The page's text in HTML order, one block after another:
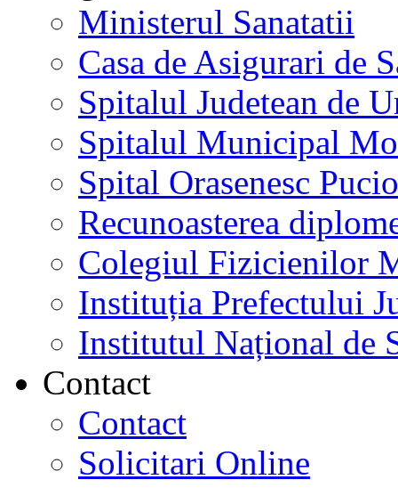
Ministerul Sanatatii
Casa de Asigurari de
Spitalul Judetean de
Spitalul Municipal
Spital Orasenesc
Recunoasterea
Colegiul Fizicienilor
Instituția Prefectului
Institutul Național de
Contact
Contact
Solicitari Online